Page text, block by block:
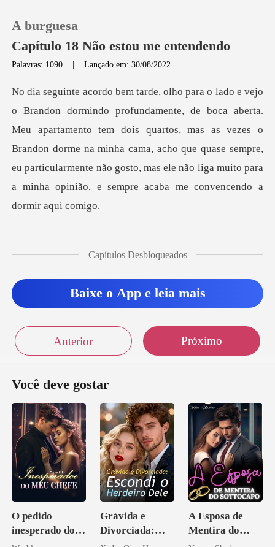
0
Loja
A burguesa
Capítulo 18 Não estou me entendendo
Palavras: 1090 |Lançado em: 30/08/2022
apartamento tem dois quartos, mas as vezes o
Brandon dorme na minha cama, acho que quase sempre,
eu particular
Capítulos Desbloqueados
Baixe o App e leia mais
Anterior Próximo
Você deve gostar
O pedido
inesperado do
meu chefe
Grávida e
Divorciada:
Escondi o
A Esposa de
Mentira do
Sottocapo